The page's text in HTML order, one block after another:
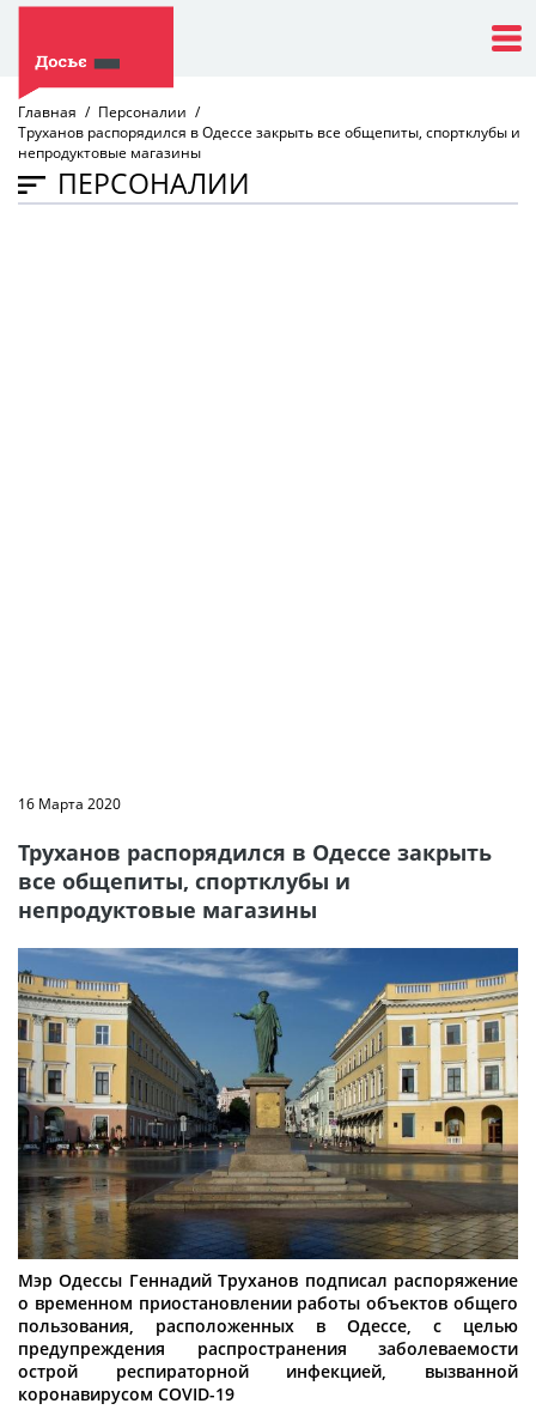
Главная
Персоналии
Труханов распорядился в Одессе закрыть все общепиты, спортклубы и
непродуктовые магазины
ПЕРСОНАЛИИ
16 Марта 2020
Труханов распорядился в Одессе закрыть
все общепиты, спортклубы и
непродуктовые магазины
Мэр Одессы Геннадий Труханов подписал распоряжение
о временном приостановлении работы объектов общего
пользования, расположенных в Одессе, с целью
предупреждения распространения заболеваемости
острой респираторной инфекцией, вызванной
коронавирусом COVID-19